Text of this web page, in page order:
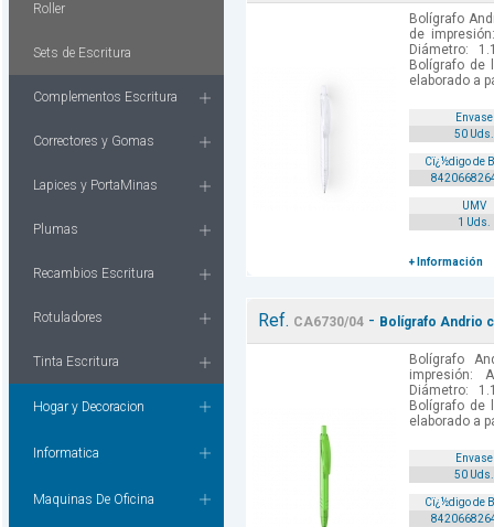
Roller
Sets de Escritura
Complementos Escritura
Correctores y Gomas
Lapices y PortaMinas
Plumas
Recambios Escritura
Rotuladores
Tinta Escritura
Hogar y Decoracion
Informatica
Maquinas De Oficina
Bolígrafo
de
Diámetro:
Bolígrafo de
elaborado a
Envase
50 Uds.
Cï¿½digo de
UMV
1 Uds.
+ Información
Ref. CA6730/04- Bolígrafo Andrio
Bolígrafo
impresión:
Diámetro:
Bolígrafo de
elaborado a
Envase
50 Uds.
Cï¿½digo de